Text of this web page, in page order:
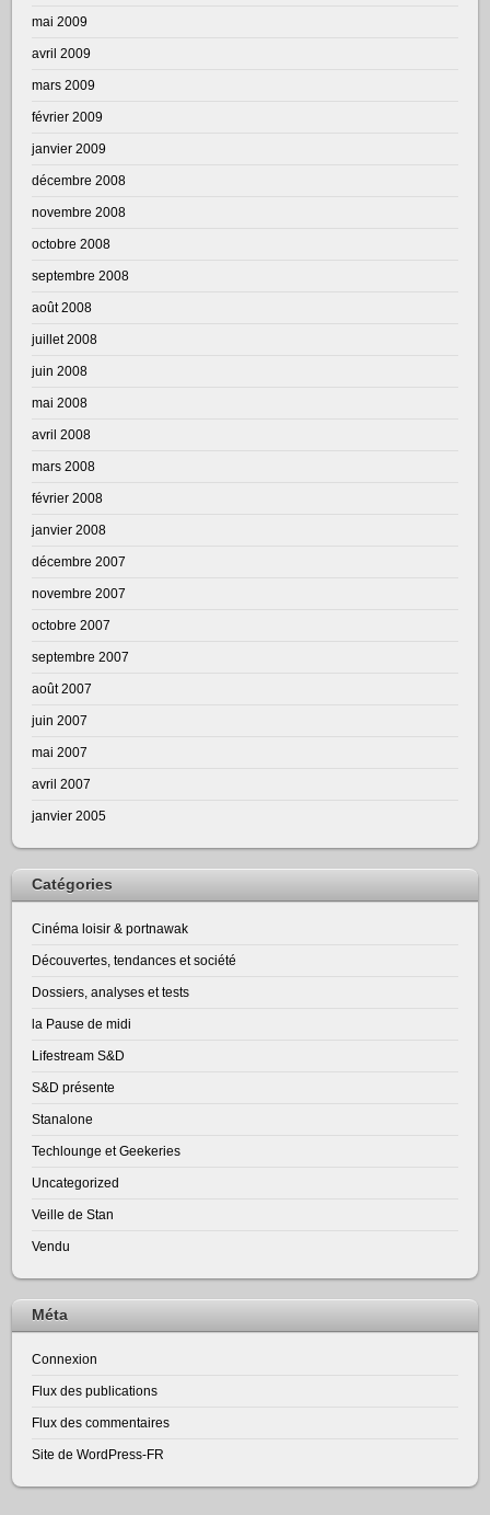
mai 2009
avril 2009
mars 2009
février 2009
janvier 2009
décembre 2008
novembre 2008
octobre 2008
septembre 2008
août 2008
juillet 2008
juin 2008
mai 2008
avril 2008
mars 2008
février 2008
janvier 2008
décembre 2007
novembre 2007
octobre 2007
septembre 2007
août 2007
juin 2007
mai 2007
avril 2007
janvier 2005
Catégories
Cinéma loisir & portnawak
Découvertes, tendances et société
Dossiers, analyses et tests
la Pause de midi
Lifestream S&D
S&D présente
Stanalone
Techlounge et Geekeries
Uncategorized
Veille de Stan
Vendu
Méta
Connexion
Flux des publications
Flux des commentaires
Site de WordPress-FR